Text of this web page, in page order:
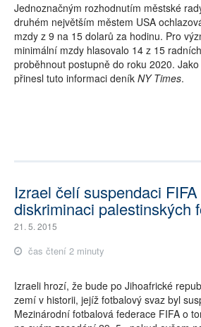
Jednoznačným rozhodnutím městské
druhém největším městem USA
mzdy z 9 na 15 dolarů za hodinu. Pro
minimální mzdy hlasovalo 14 z 15
proběhnout postupně do roku 2020.
přinesl tuto informaci deník NY Times.
Izrael čelí suspendaci
diskriminaci palestinských
21. 5. 2015
čas čtení 2 minuty
Izraeli hrozí, že bude po Jihoafrické
zemí v historii, jejíž fotbalový svaz byl
Mezinárodní fotbalová federace FIFA o